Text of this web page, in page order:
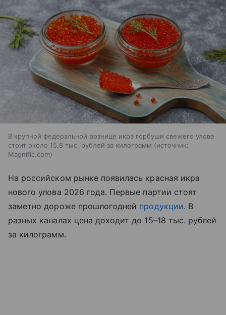
В крупной федеральной рознице икра горбуши свежего улова
стоит около 15,8 тыс. рублей за килограмм
источник:
Magnific.com
На российском рынке появилась красная икра
нового улова 2026 года. Первые партии стоят
заметно дороже прошлогодней продукции. В
разных каналах цена доходит до 15–18 тыс. рублей
за килограмм.